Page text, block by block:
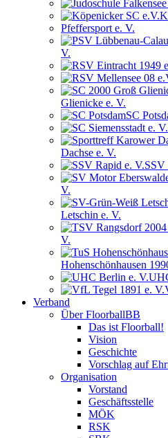
Pfeffersport e. V.
V.
Glienicke e. V.
SC
Dachse e. V.
SSV
V.
Letschin e. V.
V.
Hohenschönhausen
Verband
Über FloorballBB
Das ist Floorball!
Vision
Geschichte
Vorschlag auf
Organisation
Vorstand
Geschäftsstelle
MÖK
RSK